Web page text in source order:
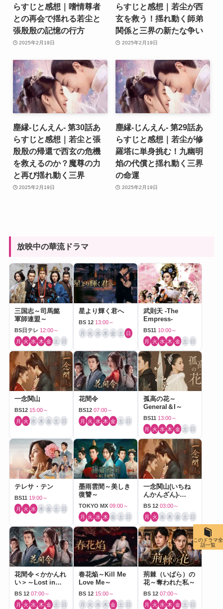
らすじと感想｜嗜情尊者
との再会で揺れる若尘と
張殷殷の記憶の行方
2025年2月19日
らすじと感想｜若尘が西
玄を救う！揺れ動く師弟
関係と三界の新たな争い
2025年2月19日
塵縁-じんえん- 第30話あ
らすじと感想｜若尘と張
殷殷の帰還で西玄の危機
を救えるのか？魔尊の力
と再び揺れ動く三界
2025年2月19日
塵縁-じんえん- 第29話あ
らすじと感想｜若尘が修
羅塔に単身挑む！九幽明
焰の代償と揺れ動く三界
の命運
2025年2月19日
放映中の華流ドラマ
三国志～司馬懿
軍師連盟～
BS日テレ 12:00～
月 火 水 木 金 土 日
星より輝く君へ
BS 12 13:00～
月 火 水 木 金 土 日
武則天 -The
Empress-
BS11 10:00～
月 火 水 木 金 土 日
一念関山
BS12 15:00～
月 火 水 木 金 土 日
花間令
BS12 07:00～
月 火 水 木 金 土 日
孤高の花～
General＆I～
BS11 13:00～
月 火 水 木 金 土 日
テレサ・テン
BS11 19:00～
月 火 水 木 金 土 日
墨雨雲間～美しき
復讐～
TOKYO MX 09:00～
月 火 水 木 金 土 日
一念関山(いちね
んかんざん)-
Journey to Love-
BS 12 03:00～
月 火 水 木 金 土 日
花間令＜かかんれ
い＞～Lost in
Love～
BS 12 07:00～
月 火 水 木 金 土 日
春花焔～Kill Me
Love Me～
BS 12 15:00～
月 火 水 木 金 土 日
荊棘（いばら）の
花～奪われた私～
BS 12 07:00～
月 火 水 木 金 土 日
このドラマ全
話一覧